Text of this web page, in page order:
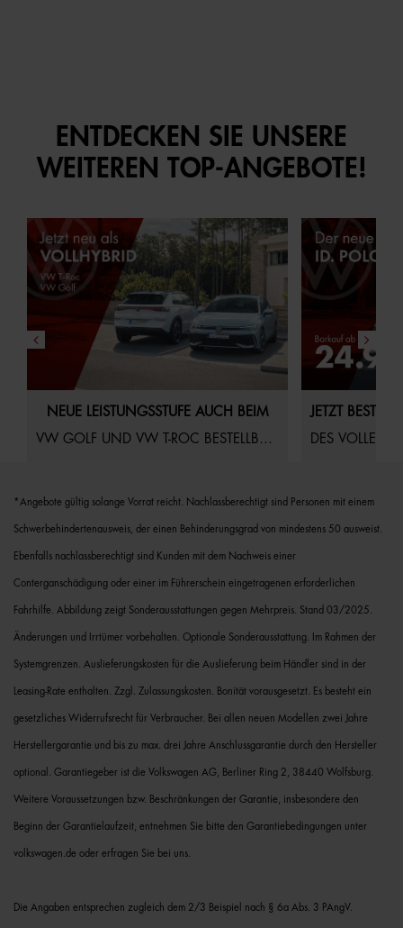
ENTDECKEN SIE UNSERE
WEITEREN TOP-ANGEBOTE!
23.07.2026 Angebote & Leasing Startseite
NEUE LEISTUNGSSTUFE AUCH BEIM
VW GOLF UND VW T-ROC BESTELLBAR!
21.07.2026
DES
*Angebote gültig solange Vorrat reicht. Nachlassberechtigt sind Personen mit einem
Schwerbehindertenausweis, der einen Behinderungsgrad von mindestens 50 ausweist.
Ebenfalls nachlassberechtigt sind Kunden mit dem Nachweis einer
Conterganschädigung oder einer im Führerschein eingetragenen erforderlichen
Fahrhilfe. Abbildung zeigt Sonderausstattungen gegen Mehrpreis. Stand 03/2025.
Änderungen und Irrtümer vorbehalten. Optionale Sonderausstattung. Im Rahmen der
Systemgrenzen. Auslieferungskosten für die Auslieferung beim Händler sind in der
Leasing-Rate enthalten. Zzgl. Zulassungskosten. Bonität vorausgesetzt. Es besteht ein
gesetzliches Widerrufsrecht für Verbraucher. Bei allen neuen Modellen zwei Jahre
Herstellergarantie und bis zu max. drei Jahre Anschlussgarantie durch den Hersteller
optional. Garantiegeber ist die Volkswagen AG, Berliner Ring 2, 38440 Wolfsburg.
Weitere Voraussetzungen bzw. Beschränkungen der Garantie, insbesondere den
Beginn der Garantielaufzeit, entnehmen Sie bitte den Garantiebedingungen unter
volkswagen.de oder erfragen Sie bei uns.
Die Angaben entsprechen zugleich dem 2/3 Beispiel nach § 6a Abs. 3 PAngV.